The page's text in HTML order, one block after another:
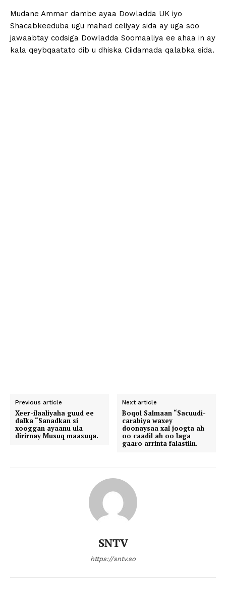
Mudane Ammar dambe ayaa Dowladda UK iyo
Shacabkeeduba ugu mahad celiyay sida ay uga soo
jawaabtay codsiga Dowladda Soomaaliya ee ahaa in ay
kala qeybqaatato dib u dhiska Ciidamada qalabka sida.
Previous article
Xeer-ilaaliyaha guud ee
dalka “Sanadkan si
xooggan ayaanu ula
dirirnay Musuq maasuqa.
Next article
Boqol Salmaan “Sacuudi-
carabiya waxey
doonaysaa xal joogta ah
oo caadil ah oo laga
gaaro arrinta falastiin.
SNTV
https://sntv.so